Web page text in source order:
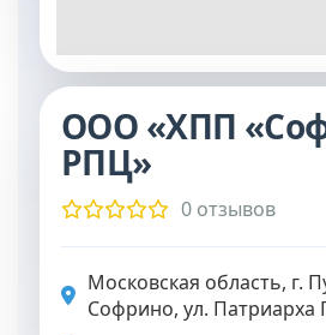
ООО «ХПП
РПЦ»
0 отзывов
Московская область, г.
Софрино, ул. Патриарха